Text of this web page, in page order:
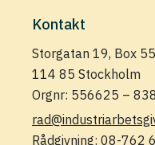
Kontakt
Storgatan 19, Box
114 85 Stockholm
Orgnr: 556625 –
Rådgivning: 08-762